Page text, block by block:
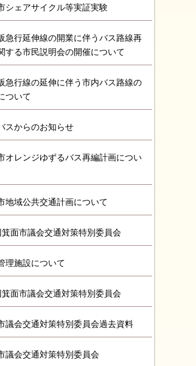
シェアサイクル等実証実験
急行延伸線の開業に伴うバス路線再
する市民説明会の開催について
急行線の延伸に伴う市内バス路線の
ついて
スからのお知らせ
オレンジゆずるバス再編計画につい
地域公共交通計画について
面市議会交通対策特別委員会
理施設について
面市議会交通対策特別委員会
議会交通対策特別委員会過去資料
議会交通対策特別委員会